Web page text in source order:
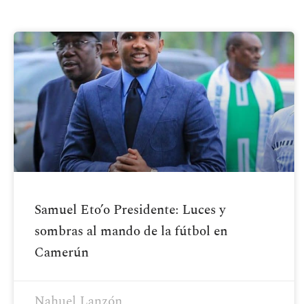
Samuel Eto’o Presidente: Luces y
sombras al mando de la fútbol en
Camerún